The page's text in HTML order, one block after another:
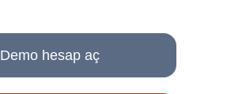
Demo hesap aç